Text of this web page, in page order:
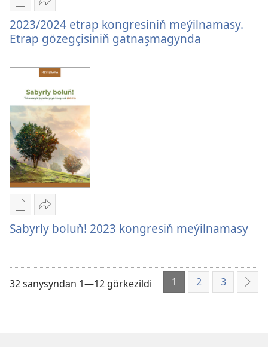
Edebiýatlary
ýüklemegiň
görnüşleri
2023/2024
etrap
kongresiniň
meýilnamasy.
Etrap
gözegçisiniň
gatnaşmagynda
Paýlaşyň
2023/2024
etrap
kongresiniň
meýilnamasy.
Etrap
gözegçisiniň
gatnaşmagynda
2023/2024 etrap kongresiniň meýilnamasy.
Etrap gözegçisiniň gatnaşmagynda
Edebiýatlary
ýüklemegiň
görnüşleri
boluň!
2023
Paýlaşyň
Sabyrly
boluň!
kongresiň
meýilnamasy
Sabyrly boluň! 2023 kongresiň meýilnamasy
32 sanysyndan 1—12 görkezildi 1 2 3